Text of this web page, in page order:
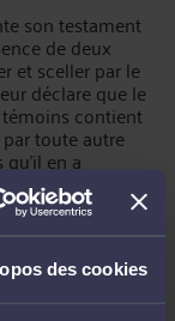
des cookies
son testament
de deux
et sceller par le
déclare que le
contient
toute autre
qu'il en a
le mode
(C. civ. art. 976,
« de suscription
du